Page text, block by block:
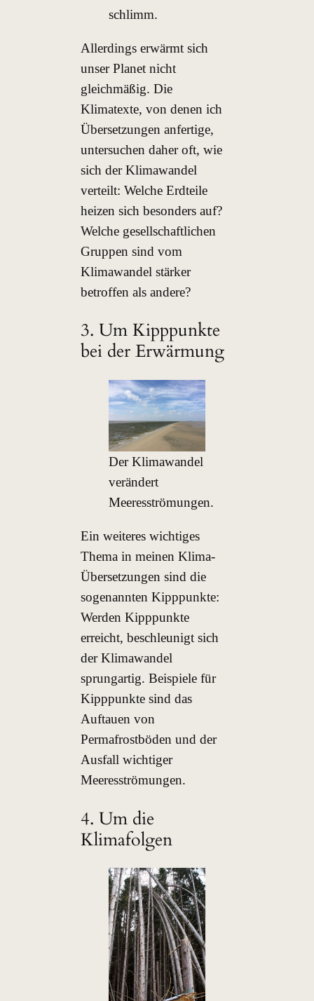
schlimm.
Allerdings erwärmt sich
unser Planet nicht
gleichmäßig. Die
Klimatexte, von denen ich
Übersetzungen anfertige,
untersuchen daher oft, wie
sich der Klimawandel
verteilt: Welche Erdteile
heizen sich besonders auf?
Welche gesellschaftlichen
Gruppen sind vom
Klimawandel stärker
betroffen als andere?
3. Um Kipppunkte
bei der Erwärmung
Der Klimawandel
verändert
Meeresströmungen.
Ein weiteres wichtiges
Thema in meinen Klima-
Übersetzungen sind die
sogenannten Kipppunkte:
Werden Kipppunkte
erreicht, beschleunigt sich
der Klimawandel
sprungartig. Beispiele für
Kipppunkte sind das
Auftauen von
Permafrostböden und der
Ausfall wichtiger
Meeresströmungen.
4. Um die
Klimafolgen